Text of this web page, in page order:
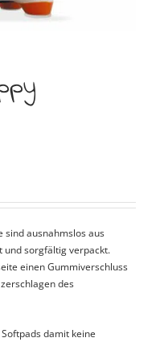
sind ausnahmslos aus
und sorgfältig verpackt.
einen Gummiverschluss
des
damit keine